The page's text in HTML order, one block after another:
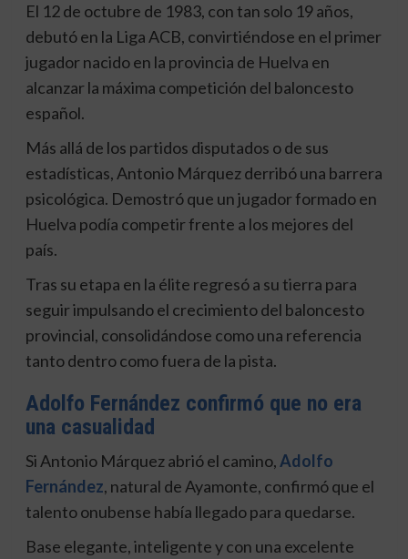
El 12 de octubre de 1983, con tan solo 19 años,
debutó en la Liga ACB, convirtiéndose en el primer
jugador nacido en la provincia de Huelva en
alcanzar la máxima competición del baloncesto
español.
Más allá de los partidos disputados o de sus
estadísticas, Antonio Márquez derribó una barrera
psicológica. Demostró que un jugador formado en
Huelva podía competir frente a los mejores del
país.
Tras su etapa en la élite regresó a su tierra para
seguir impulsando el crecimiento del baloncesto
provincial, consolidándose como una referencia
tanto dentro como fuera de la pista.
Adolfo Fernández confirmó que no era
una casualidad
Si Antonio Márquez abrió el camino,Adolfo
Fernández, natural de Ayamonte, confirmó que el
talento onubense había llegado para quedarse.
Base elegante, inteligente y con una excelente